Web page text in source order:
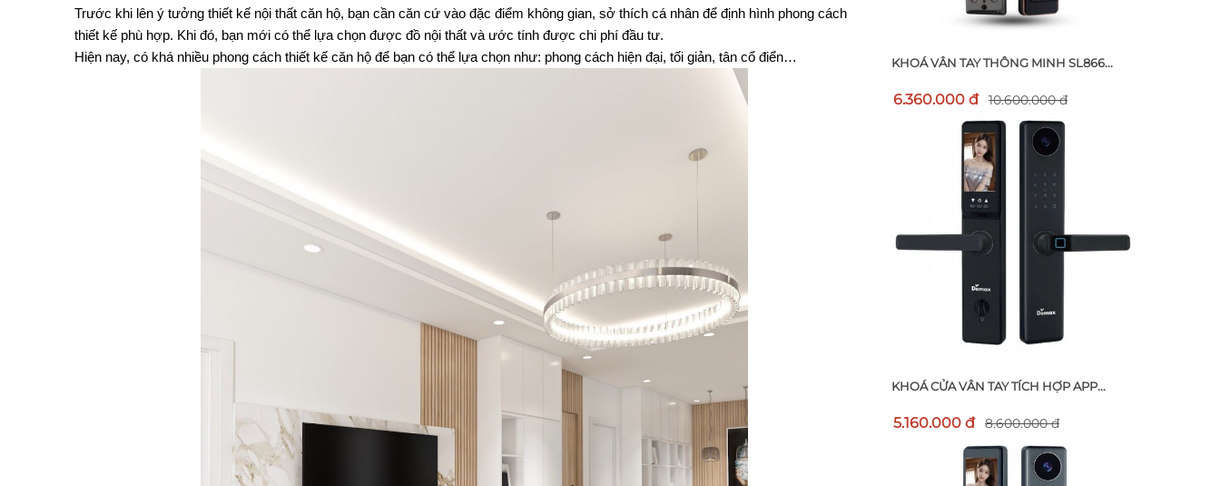
Trước khi lên ý tưởng thiết kế nội thất căn hộ, bạn cần căn cứ vào đặc điểm không gian, sở thích cá nhân để định hình phong cách
thiết kế phù hợp. Khi đó, bạn mới có thể lựa chọn được đồ nội thất và ước tính được chi phí đầu tư.
Hiện nay, có khá nhiều phong cách thiết kế căn hộ để bạn có thể lựa chọn như: phong cách hiện đại, tối giản, tân cổ điển…
KHOÁ VÂN TAY THÔNG MINH SL866...
6.360.000 đ 10.600.000 đ
KHOÁ CỬA VÂN TAY TÍCH HỢP APP...
5.160.000 đ 8.600.000 đ